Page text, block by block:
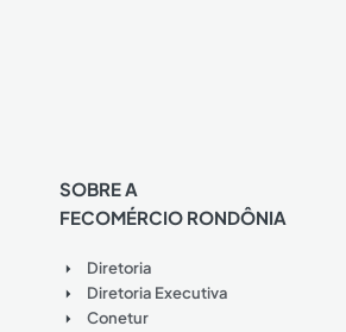
SOBRE A
FECOMÉRCIO RONDÔNIA
Diretoria
Diretoria Executiva
Conetur